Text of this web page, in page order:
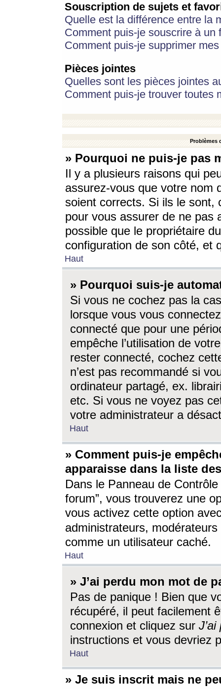
Souscription de sujets et
Quelle est la différence entre la
Comment puis-je souscrire à
Comment puis-je supprimer
Pièces jointes
Quelles sont les pièces jointes
Comment puis-je trouver toutes
Problèmes
» Pourquoi ne puis-je pas
Il y a plusieurs raisons qui
assurez-vous que votre nom
soient corrects. Si ils le sont,
pour vous assurer de ne pas
possible que le propriétaire
configuration de son côté, et
Haut
» Pourquoi suis-je
Si vous ne cochez pas la
lorsque vous vous
connecté que pour une
empêche l’utilisation de
rester connecté, cochez
n’est pas recommandé si
ordinateur partagé, ex.
etc. Si vous ne voyez pas
votre administrateur a
Haut
» Comment puis-je
apparaisse dans la liste
Dans le Panneau de
forum”, vous trouverez une
vous activez cette option
administrateurs,
comme un utilisateur caché.
Haut
» J’ai perdu mon mot de
Pas de panique ! Bien que
récupéré, il peut facilement
connexion et cliquez sur
instructions et vous devriez
Haut
» Je suis inscrit mais ne